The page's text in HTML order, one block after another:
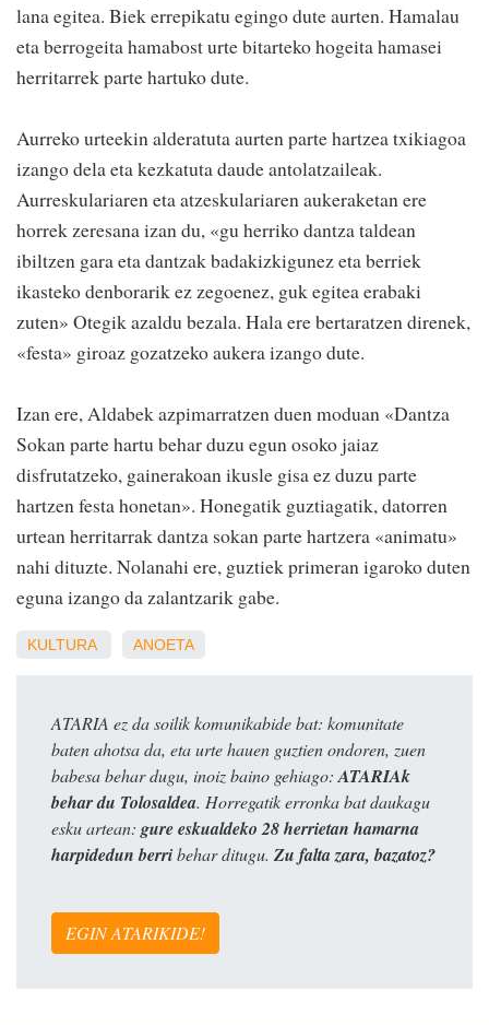
lana egitea. Biek errepikatu egingo dute aurten. Hamalau
eta berrogeita hamabost urte bitarteko hogeita hamasei
herritarrek parte hartuko dute.
Aurreko urteekin alderatuta aurten parte hartzea txikiagoa
izango dela eta kezkatuta daude antolatzaileak.
Aurreskulariaren eta atzeskulariaren aukeraketan ere
horrek zeresana izan du, «gu herriko dantza taldean
ibiltzen gara eta dantzak badakizkigunez eta berriek
ikasteko denborarik ez zegoenez, guk egitea erabaki
zuten» Otegik azaldu bezala. Hala ere bertaratzen direnek,
«festa» giroaz gozatzeko aukera izango dute.
Izan ere, Aldabek azpimarratzen duen moduan «Dantza
Sokan parte hartu behar duzu egun osoko jaiaz
disfrutatzeko, gainerakoan ikusle gisa ez duzu parte
hartzen festa honetan». Honegatik guztiagatik, datorren
urtean herritarrak dantza sokan parte hartzera «animatu»
nahi dituzte. Nolanahi ere, guztiek primeran igaroko duten
eguna izango da zalantzarik gabe.
KULTURA ANOETA
ATARIA ez da soilik komunikabide bat: komunitate
baten ahotsa da, eta urte hauen guztien ondoren, zuen
babesa behar dugu, inoiz baino gehiago: ATARIAk
behar du Tolosaldea. Horregatik erronka bat daukagu
esku artean: gure eskualdeko 28 herrietan hamarna
harpidedun berribehar ditugu. Zu falta zara, bazatoz?
EGIN ATARIKIDE!